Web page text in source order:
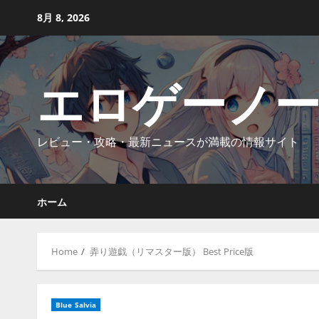
content
8月 8, 2026
エロゲーノ
レビュー・攻略・最新ニュースが満載の情報サイト
ホーム
Home 弄り遊戯（リマスター版） Best Price版
Blue Salvia